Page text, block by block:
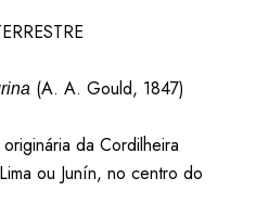
(A. A. Gould, 1847)
da Cordilheira
ou Junín, no centro do